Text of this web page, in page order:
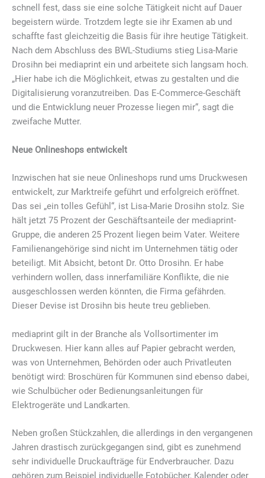
schnell fest, dass sie eine solche Tätigkeit nicht auf Dauer
begeistern würde. Trotzdem legte sie ihr Examen ab und
schaffte fast gleichzeitig die Basis für ihre heutige Tätigkeit.
Nach dem Abschluss des BWL-Studiums stieg Lisa-Marie
Drosihn bei mediaprint ein und arbeitete sich langsam hoch.
„Hier habe ich die Möglichkeit, etwas zu gestalten und die
Digitalisierung voranzutreiben. Das E-Commerce-Geschäft
und die Entwicklung neuer Prozesse liegen mir“, sagt die
zweifache Mutter.
Neue Onlineshops entwickelt
Inzwischen hat sie neue Onlineshops rund ums Druckwesen
entwickelt, zur Marktreife geführt und erfolgreich eröffnet.
Das sei „ein tolles Gefühl“, ist Lisa-Marie Drosihn stolz. Sie
hält jetzt 75 Prozent der Geschäftsanteile der mediaprint-
Gruppe, die anderen 25 Prozent liegen beim Vater. Weitere
Familienangehörige sind nicht im Unternehmen tätig oder
beteiligt. Mit Absicht, betont Dr. Otto Drosihn. Er habe
verhindern wollen, dass innerfamiliäre Konflikte, die nie
ausgeschlossen werden könnten, die Firma gefährden.
Dieser Devise ist Drosihn bis heute treu geblieben.
mediaprint gilt in der Branche als Vollsortimenter im
Druckwesen. Hier kann alles auf Papier gebracht werden,
was von Unternehmen, Behörden oder auch Privatleuten
benötigt wird: Broschüren für Kommunen sind ebenso dabei,
wie Schulbücher oder Bedienungsanleitungen für
Elektrogeräte und Landkarten.
Neben großen Stückzahlen, die allerdings in den vergangenen
Jahren drastisch zurückgegangen sind, gibt es zunehmend
sehr individuelle Druckaufträge für Endverbraucher. Dazu
gehören zum Beispiel individuelle Fotobücher, Kalender oder